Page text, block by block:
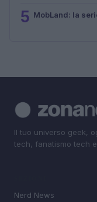
5 MobLand: la
Il tuo universo geek,
tech, fanatismo tech
Nerd News